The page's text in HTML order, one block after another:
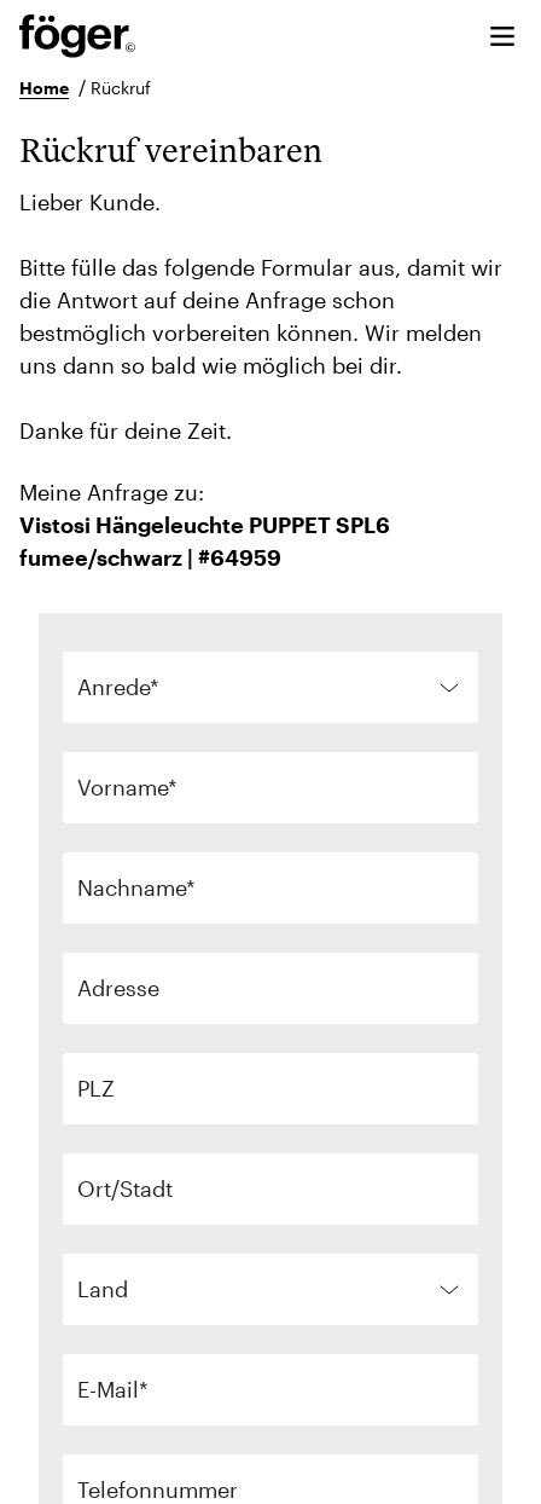
Home / Rückruf
Rückruf vereinbaren
Lieber Kunde.
Bitte fülle das folgende Formular aus, damit wir
die Antwort auf deine Anfrage schon
bestmöglich vorbereiten können. Wir melden
uns dann so bald wie möglich bei dir.
Danke für deine Zeit.
Meine Anfrage zu:
Vistosi Hängeleuchte PUPPET SPL6
fumee/schwarz | #64959
Anrede
Vorname
Nachname
Adresse
PLZ
Ort/Stadt
Land
E-Mail
Telefonnummer